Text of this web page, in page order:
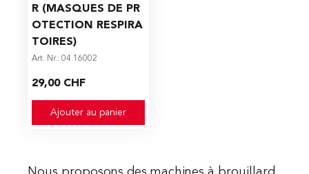
R (MASQUES DE PR
OTECTION RESPIRA
TOIRES)
Art. Nr.: 04.16002
29,00 CHF
Ajouter au panier